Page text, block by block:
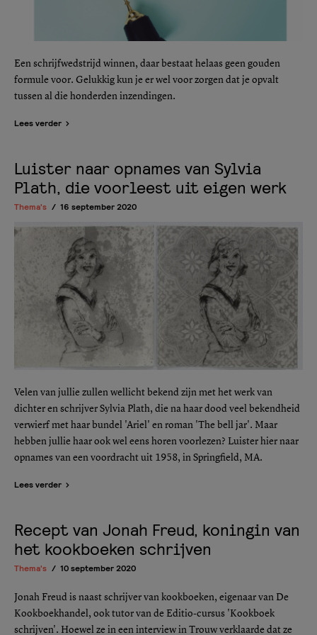
Een schrijfwedstrijd winnen, daar bestaat helaas geen gouden
formule voor. Gelukkig kun je er wel voor zorgen dat je opvalt
tussen al die honderden inzendingen.
Lees verder
Luister naar opnames van Sylvia
Plath, die voorleest uit eigen werk
Thema's 16 september 2020
Velen van jullie zullen wellicht bekend zijn met het werk van
dichter en schrijver Sylvia Plath, die na haar dood veel bekendheid
verwierf met haar bundel 'Ariel' en roman 'The bell jar'. Maar
hebben jullie haar ook wel eens horen voorlezen? Luister hier naar
opnames van een voordracht uit 1958, in Springfield, MA.
Lees verder
Recept van Jonah Freud, koningin van
het kookboeken schrijven
Thema's 10 september 2020
Jonah Freud is naast schrijver van kookboeken, eigenaar van De
Kookboekhandel, ook tutor van de Editio-cursus 'Kookboek
schrijven'. Hoewel ze in een interview in Trouw verklaarde dat ze